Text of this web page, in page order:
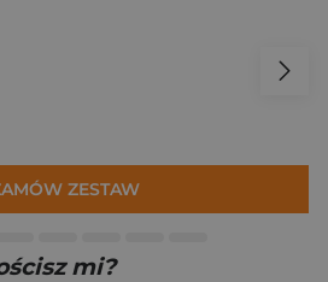
ZESTAW
mi?